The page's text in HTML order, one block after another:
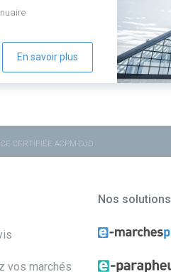
En savoir plus
CERTIFIÉE ACPM-OJD
vos marchés
Nos solutions